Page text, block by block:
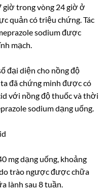
trong vòng 24 giờ ở
quản có triệu chứng. Tác
sodium được
mạch.
đại diện cho nồng độ
đã chứng minh được có
với nồng độ thuốc và thời
sodium dạng uống.
mg dạng uống, khoảng
trào ngược được chữa
lành sau 8 tuần.